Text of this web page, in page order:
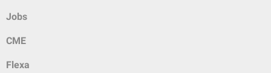
Jobs
CME
Flexa